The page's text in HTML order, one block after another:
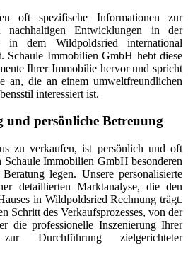
oft spezifische Informationen zur
nachhaltigen Entwicklungen in der
in dem Wildpoldsried international
Schaule Immobilien GmbH hebt diese
Ihrer Immobilie hervor und spricht
an, die an einem umweltfreundlichen
interessiert ist.
persönliche Betreuung
zu verkaufen, ist persönlich und oft
Immobilien GmbH besonderen
legen. Unsere personalisierte
detaillierten Marktanalyse, die den
in Wildpoldsried Rechnung trägt.
Schritt des Verkaufsprozesses, von der
die professionelle Inszenierung Ihrer
Durchführung zielgerichteter